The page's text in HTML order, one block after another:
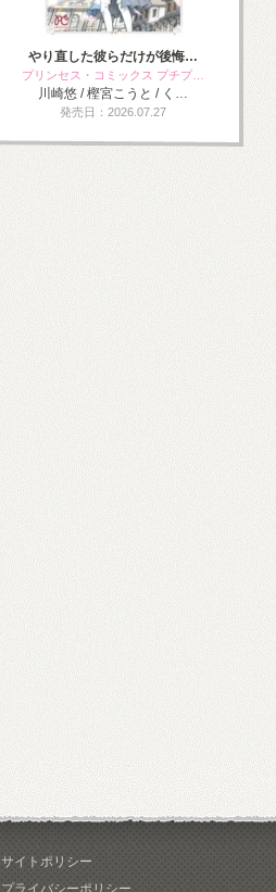
やり直した彼らだけが後悔…
プリンセス・コミックス プチプ…
川崎悠 / 樫宮こうと / く…
発売日：2026.07.27
サイトポリシー
プライバシーポリシー